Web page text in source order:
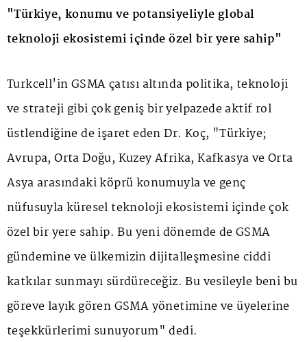
"Türkiye, konumu ve potansiyeliyle global
teknoloji ekosistemi içinde özel bir yere sahip"
Turkcell'in GSMA çatısı altında politika, teknoloji
ve strateji gibi çok geniş bir yelpazede aktif rol
üstlendiğine de işaret eden Dr. Koç, "Türkiye;
Avrupa, Orta Doğu, Kuzey Afrika, Kafkasya ve Orta
Asya arasındaki köprü konumuyla ve genç
nüfusuyla küresel teknoloji ekosistemi içinde çok
özel bir yere sahip. Bu yeni dönemde de GSMA
gündemine ve ülkemizin dijitalleşmesine ciddi
katkılar sunmayı sürdüreceğiz. Bu vesileyle beni bu
göreve layık gören GSMA yönetimine ve üyelerine
teşekkürlerimi sunuyorum" dedi.